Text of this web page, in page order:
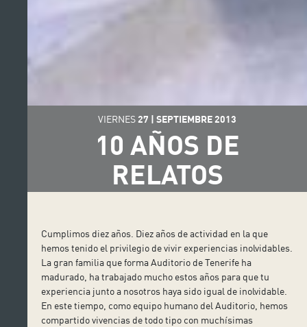
VIERNES 27 | SEPTIEMBRE 2013
10 AÑOS DE
RELATOS
Cumplimos diez años. Diez años de actividad en la que
hemos tenido el privilegio de vivir experiencias inolvidables.
La gran familia que forma Auditorio de Tenerife ha
madurado, ha trabajado mucho estos años para que tu
experiencia junto a nosotros haya sido igual de inolvidable.
En este tiempo, como equipo humano del Auditorio, hemos
compartido vivencias de todo tipo con muchísimas